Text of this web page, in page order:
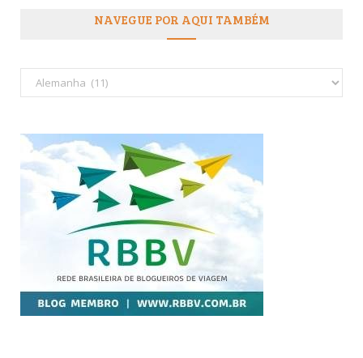
NAVEGUE POR AQUI TAMBÉM
Navegue
por
também